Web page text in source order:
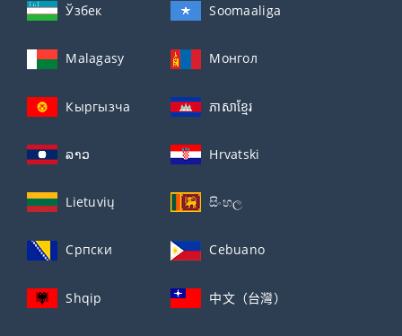
Ўзбек Soomaaliga
Malagasy Монгол
Кыргызча ភាសាខ្មែរ
ລາວ Hrvatski
Lietuvių සිංහල
Српски Cebuano
Shqip 中文（台灣）